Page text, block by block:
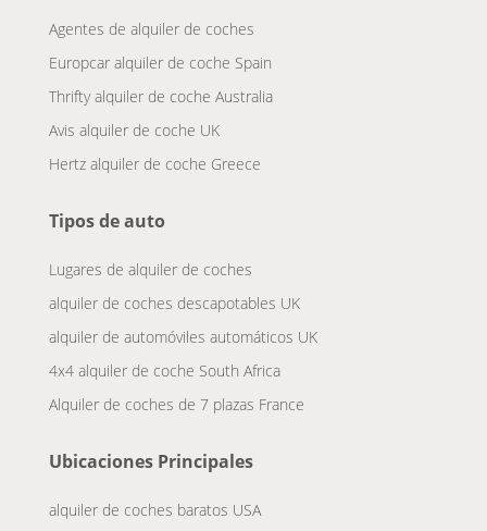
Agentes de alquiler de coches
Europcar alquiler de coche Spain
Thrifty alquiler de coche Australia
Avis alquiler de coche UK
Hertz alquiler de coche Greece
Tipos de auto
Lugares de alquiler de coches
alquiler de coches descapotables UK
alquiler de automóviles automáticos UK
4x4 alquiler de coche South Africa
Alquiler de coches de 7 plazas France
Ubicaciones Principales
alquiler de coches baratos USA